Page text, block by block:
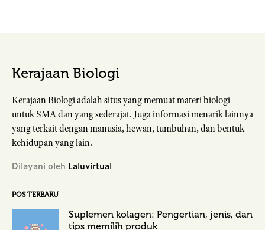
Kerajaan Biologi
Kerajaan Biologi adalah situs yang memuat materi biologi
untuk SMA dan yang sederajat. Juga informasi menarik lainnya
yang terkait dengan manusia, hewan, tumbuhan, dan bentuk
kehidupan yang lain.
Dilayani oleh Laluvirtual
POS TERBARU
Suplemen kolagen: Pengertian, jenis, dan
tips memilih produk